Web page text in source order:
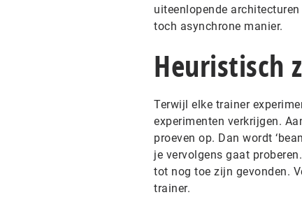
uiteenlopende
toch asynchrone manier.
Heuristisch
Terwijl elke trainer
experimenten verkrijgen.
proeven op. Dan wordt
je vervolgens gaat
tot nog toe zijn gevonden.
trainer.